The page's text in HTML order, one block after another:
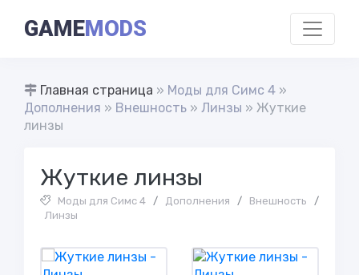
GAMEMODS
Главная страница » Моды для Симс 4 »
Дополнения » Внешность » Линзы » Жуткие
линзы
Жуткие линзы
Моды для Симс 4 / Дополнения / Внешность
/
Линзы